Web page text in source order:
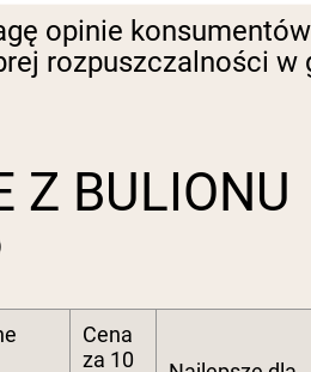
opinie
rozpuszczalności
Z BULIONU
Cena
za 10